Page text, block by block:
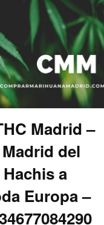
Madrid –
del
a
Europa –